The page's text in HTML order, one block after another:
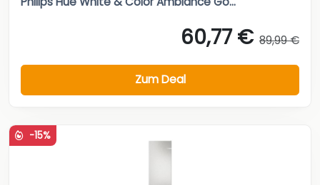
60,77 € 89,99 €
Zum Deal
-15%